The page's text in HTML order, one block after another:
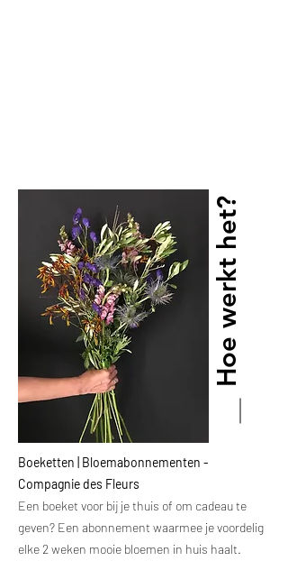
Hoe werkt het?
Boeketten | Bloemabonnementen -
Compagnie des Fleurs
Een boeket voor bij je thuis of om cadeau te
geven? Een abonnement waarmee je voordelig
elke 2 weken mooie bloemen in huis haalt.